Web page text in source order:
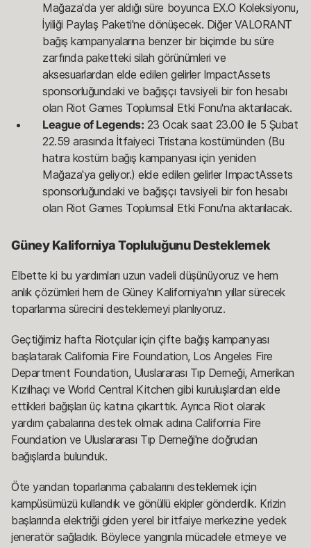
Mağaza'da yer aldığı süre boyunca EX.O Koleksiyonu,
İyiliği Paylaş Paketi'ne dönüşecek. Diğer VALORANT
bağış kampanyalarına benzer bir biçimde bu süre
zarfında paketteki silah görünümleri ve
aksesuarlardan elde edilen gelirler ImpactAssets
sponsorluğundaki ve bağışçı tavsiyeli bir fon hesabı
olan Riot Games Toplumsal Etki Fonu'na aktarılacak.
League of Legends: 23 Ocak saat 23.00 ile 5 Şubat
22.59 arasında İtfaiyeci Tristana kostümünden (Bu
hatıra kostüm bağış kampanyası için yeniden
Mağaza'ya geliyor.) elde edilen gelirler ImpactAssets
sponsorluğundaki ve bağışçı tavsiyeli bir fon hesabı
olan Riot Games Toplumsal Etki Fonu'na aktarılacak.
Güney Kaliforniya Topluluğunu Desteklemek
Elbette ki bu yardımları uzun vadeli düşünüyoruz ve hem
anlık çözümleri hem de Güney Kaliforniya'nın yıllar sürecek
toparlanma sürecini desteklemeyi planlıyoruz.
Geçtiğimiz hafta Riotçular için çifte bağış kampanyası
başlatarak California Fire Foundation, Los Angeles Fire
Department Foundation, Uluslararası Tıp Derneği, Amerikan
Kızılhaçı ve World Central Kitchen gibi kuruluşlardan elde
ettikleri bağışları üç katına çıkarttık. Ayrıca Riot olarak
yardım çabalarına destek olmak adına California Fire
Foundation ve Uluslararası Tıp Derneği'ne doğrudan
bağışlarda bulunduk.
Öte yandan toparlanma çabalarını desteklemek için
kampüsümüzü kullandık ve gönüllü ekipler gönderdik. Krizin
başlarında elektriği giden yerel bir itfaiye merkezine yedek
jeneratör sağladık. Böylece yangınla mücadele etmeye ve